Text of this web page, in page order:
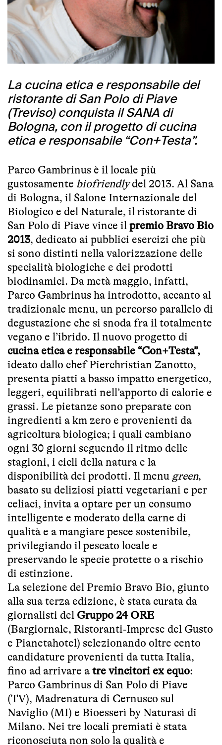
La cucina etica e responsabile del
ristorante di San Polo di Piave
(Treviso) conquista il SANA di
Bologna, con il progetto di cucina
etica e responsabile “Con+Testa”.
Parco Gambrinus è il locale più
gustosamente biofriendlydel 2013. Al Sana
di Bologna, il Salone Internazionale del
Biologico e del Naturale, il ristorante di
San Polo di Piave vince il premio Bravo Bio
2013, dedicato ai pubblici esercizi che più
si sono distinti nella valorizzazione delle
specialità biologiche e dei prodotti
biodinamici. Da metà maggio, infatti,
Parco Gambrinus ha introdotto, accanto al
tradizionale menu, un percorso parallelo di
degustazione che si snoda fra il totalmente
vegano e l’ibrido. Il nuovo progetto di
cucina etica e responsabile “Con+Testa”,
ideato dallo chef Pierchristian Zanotto,
presenta piatti a basso impatto energetico,
leggeri, equilibrati nell’apporto di calorie e
grassi. Le pietanze sono preparate con
ingredienti a km zero e provenienti da
agricoltura biologica; i quali cambiano
ogni 30 giorni seguendo il ritmo delle
stagioni, i cicli della natura e la
disponibilità dei prodotti. Il menu green,
basato su deliziosi piatti vegetariani e per
celiaci, invita a optare per un consumo
intelligente e moderato della carne di
qualità e a mangiare pesce sostenibile,
privilegiando il pescato locale e
preservando le specie protette o a rischio
di estinzione.
La selezione del Premio Bravo Bio, giunto
alla sua terza edizione, è stata curata da
giornalisti del Gruppo 24 ORE
(Bargiornale, Ristoranti‐Imprese del Gusto
e Pianetahotel) selezionando oltre cento
candidature provenienti da tutta Italia,
fino ad arrivare a tre vincitori ex equo:
Parco Gambrinus di San Polo di Piave
(TV), Madrenatura di Cernusco sul
Naviglio (MI) e Bioesserì by Naturasì di
Milano. Nei tre locali premiati è stata
riconosciuta non solo la qualità e